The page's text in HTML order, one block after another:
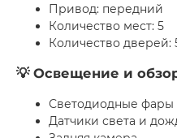
Привод: передний
Количество мест: 5
Количество дверей:
💡 Освещение и
Светодиодные фары
Датчики света и